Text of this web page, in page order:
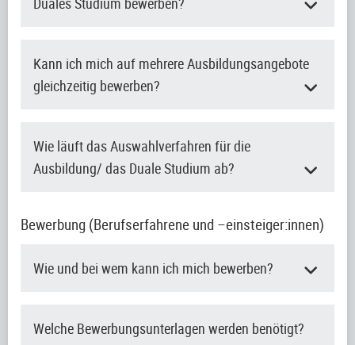
Kann ich mich auf mehrere Ausbildungsangebote
gleichzeitig bewerben?
Wie läuft das Auswahlverfahren für die
Ausbildung/ das Duale Studium ab?
Bewerbung (Berufserfahrene und –einsteiger:innen)
Wie und bei wem kann ich mich bewerben?
Welche Bewerbungsunterlagen werden benötigt?